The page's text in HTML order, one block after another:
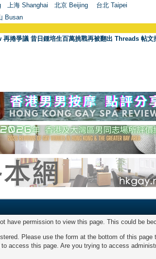
上海 Shanghai 北京 Beijing 台北 Taipei
Busan
再捲爭議 昔日鍾培生百萬挑戰再被翻出 Threads 帖文
have permission to view this page. This could be
Please use the form at the bottom of this page
access this page. Are you trying to access